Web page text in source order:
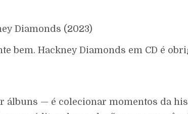
Diamonds (2023)
bem. Hackney Diamonds em CD é
álbuns — é colecionar momentos da